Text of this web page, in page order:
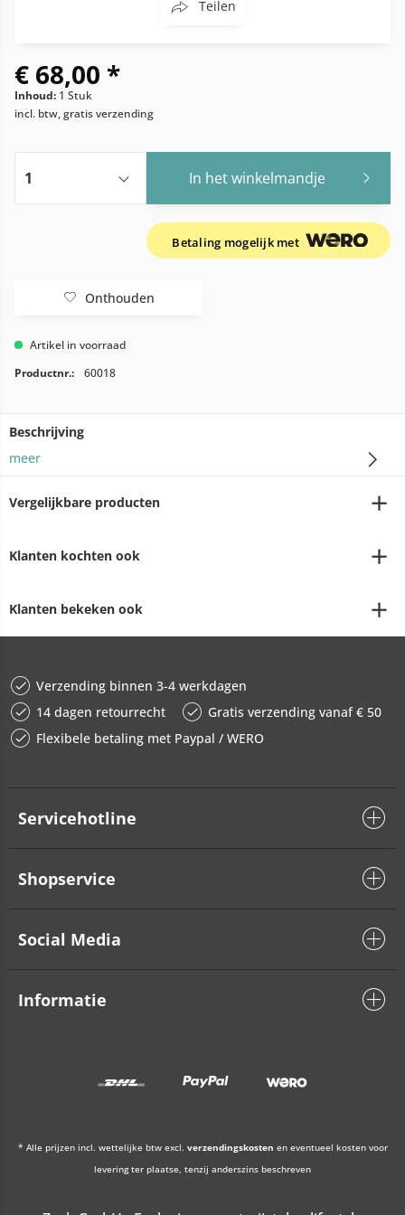
Teilen
€ 68,00 *
Inhoud: 1 Stuk
incl. btw, gratis verzending
In het winkelmandje
Betaling mogelijk met
Onthouden
Artikel in voorraad
Productnr.:
60018
Beschrijving
meer
Vergelijkbare producten
Klanten kochten ook
Klanten bekeken ook
Verzending binnen 3-4 werkdagen
14 dagen retourrecht
Gratis verzending vanaf € 50
Flexibele betaling met Paypal / WERO
Servicehotline
Shopservice
Social Media
Informatie
* Alle prijzen incl. wettelijke btw excl. verzendingskosten en eventueel kosten voor
levering ter plaatse, tenzij anderszins beschreven